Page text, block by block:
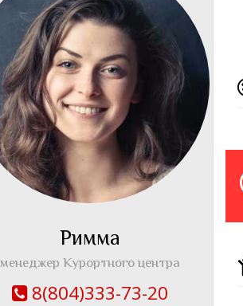
Римма
менеджер Курортного центра
8(804)333-73-20